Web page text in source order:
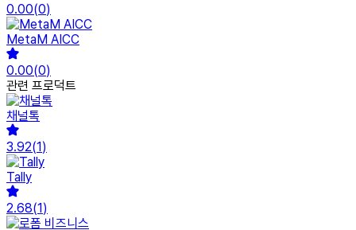
0.00(0)
MetaM AICC
0.00(0)
관련 프로덕트
채널톡
3.92(1)
Tally
2.68(1)